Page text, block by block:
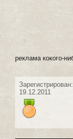
реклама кокого-
Зарегистрирован:
19.12.2011